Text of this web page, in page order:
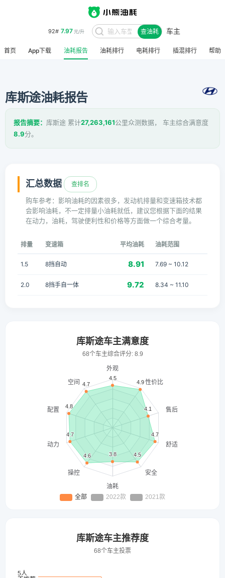
92# 7.97元/升 查油耗 车主
首页 App下载 油耗报告 油耗排行 电耗排行 插混排行 帮助
库斯途油耗报告
报告摘要： 库斯途 累计27,263,161公里众测数据， 车主综合满意度
8.9分。
汇总数据 查排名
购车参考：影响油耗的因素很多，发动机排量和变速箱技术都
会影响油耗，不一定排量小油耗就低，建议您根据下面的结果
在动力，油耗，驾驶便利性和价格等方面做一个综合考量。
排量 变速箱 平均油耗 油耗范围
1.5 8挡自动 8.91 7.69 ~ 10.12
2.0 8挡手自一体 9.72 8.34 ~ 11.10